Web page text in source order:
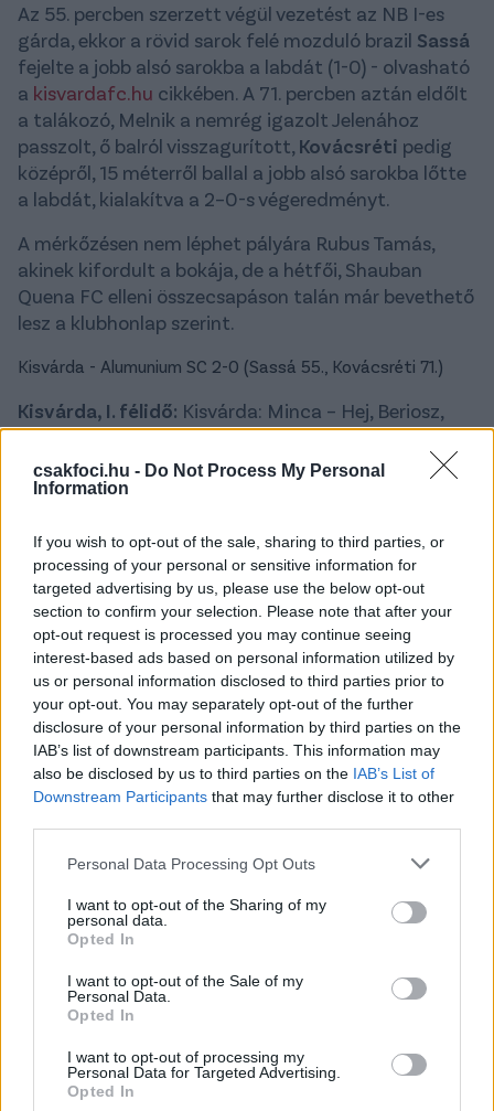
csakfoci.hu - Do Not Process My Personal
Information
If you wish to opt-out of the sale, sharing to third parties, or
processing of your personal or sensitive information for
targeted advertising by us, please use the below opt-out
section to confirm your selection. Please note that after your
opt-out request is processed you may continue seeing
interest-based ads based on personal information utilized by
us or personal information disclosed to third parties prior to
your opt-out. You may separately opt-out of the further
disclosure of your personal information by third parties on the
IAB’s list of downstream participants. This information may
also be disclosed by us to third parties on the IAB’s List of
Downstream Participants that may further disclose it to other
Please note that this website/app uses one or more Google
not limited to your visit or usage behaviour. You may click to
grant or deny consent to Google and its third-party tags to
use your data for below specified purposes in below Google
consent section.
Personal Data Processing Opt Outs
I want to opt-out of the Sharing of my
personal data.
Opted In
I want to opt-out of the Sale of my
Personal Data.
Opted In
I want to opt-out of processing my
Personal Data for Targeted Advertising.
Opted In
Az 55. percben szerzett végül vezetést az NB I-es
gárda, ekkor a rövid sarok felé mozduló brazil Sassá
fejelte a jobb alsó sarokba a labdát (1-0) - olvasható
a kisvardafc.hu cikkében. A 71. percben aztán eldőlt
a talákozó, Melnik a nemrég igazolt Jelenához
passzolt, ő balról visszagurított,Kovácsréti pedig
középről, 15 méterről ballal a jobb alsó sarokba lőtte
a labdát, kialakítva a 2–0-s végeredményt.
A mérkőzésen nem léphet pályára Rubus Tamás,
akinek kifordult a bokája, de a hétfői, Shauban
Quena FC elleni összecsapáson talán már bevethető
lesz a klubhonlap szerint.
Kisvárda - Alumunium SC 2-0 (Sassá 55., Kovácsréti 71.)
Kisvárda, I. félidő: Kisvárda: Minca – Hej, Beriosz,
Ene, Baranyai Á. – Karaszjuk, Bumba, Cukalasz –
Grozav, Tischler, Obradovic
Protics – Melnik, Lucas, Kovácsréti – Gosztonyi,
Jelena, Sassá
Itt állíthatod be, hogy a Csakfoci az elsők
között legyen a Google-találatokban
Tetszett a cikk? Megosztanád?
CÍMKÉK: #MAGYAR FOCI